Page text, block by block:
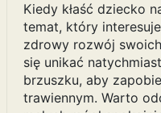
Kiedy kłaść dziecko
temat, który
zdrowy rozwój
się unikać
brzuszku, aby
trawiennym. Warto